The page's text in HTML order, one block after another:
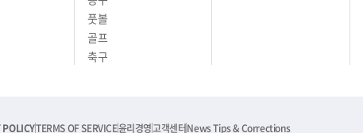
풋볼
골프
축구
POLICYTERMS OF SERVICE윤리경영고객센터News Tips & Corrections